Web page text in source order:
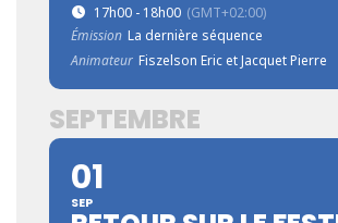
17h00 - 18h00 (GMT+02:00)
Émission La dernière séquence
Animateur Fiszelson Eric et Jacquet Pierre
SEPTEMBRE
01
SEP